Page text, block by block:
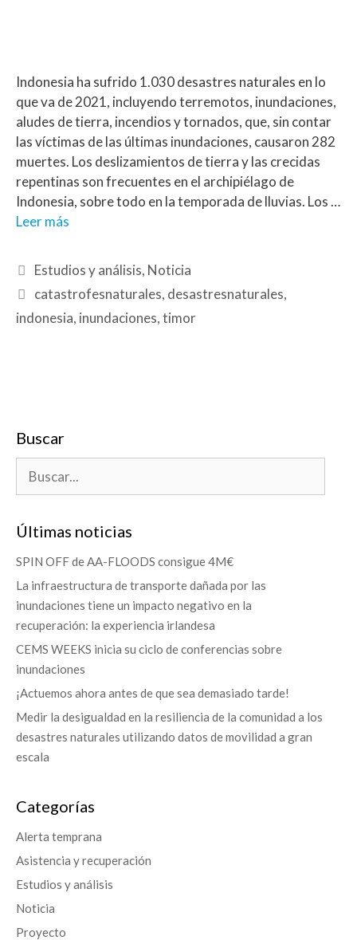
Indonesia ha sufrido 1.030 desastres naturales en lo
que va de 2021, incluyendo terremotos, inundaciones,
aludes de tierra, incendios y tornados, que, sin contar
las víctimas de las últimas inundaciones, causaron 282
muertes. Los deslizamientos de tierra y las crecidas
repentinas son frecuentes en el archipiélago de
Indonesia, sobre todo en la temporada de lluvias. Los …
Leer más
Estudios y análisis, Noticia
catastrofesnaturales, desastresnaturales,
indonesia, inundaciones,timor
Buscar
Últimas noticias
SPIN OFF de AA-FLOODS consigue 4M€
La infraestructura de transporte dañada por las
inundaciones tiene un impacto negativo en la
recuperación: la experiencia irlandesa
CEMS WEEKS inicia su ciclo de conferencias sobre
inundaciones
¡Actuemos ahora antes de que sea demasiado tarde!
Medir la desigualdad en la resiliencia de la comunidad a los
desastres naturales utilizando datos de movilidad a gran
escala
Categorías
Alerta temprana
Asistencia y recuperación
Estudios y análisis
Noticia
Proyecto